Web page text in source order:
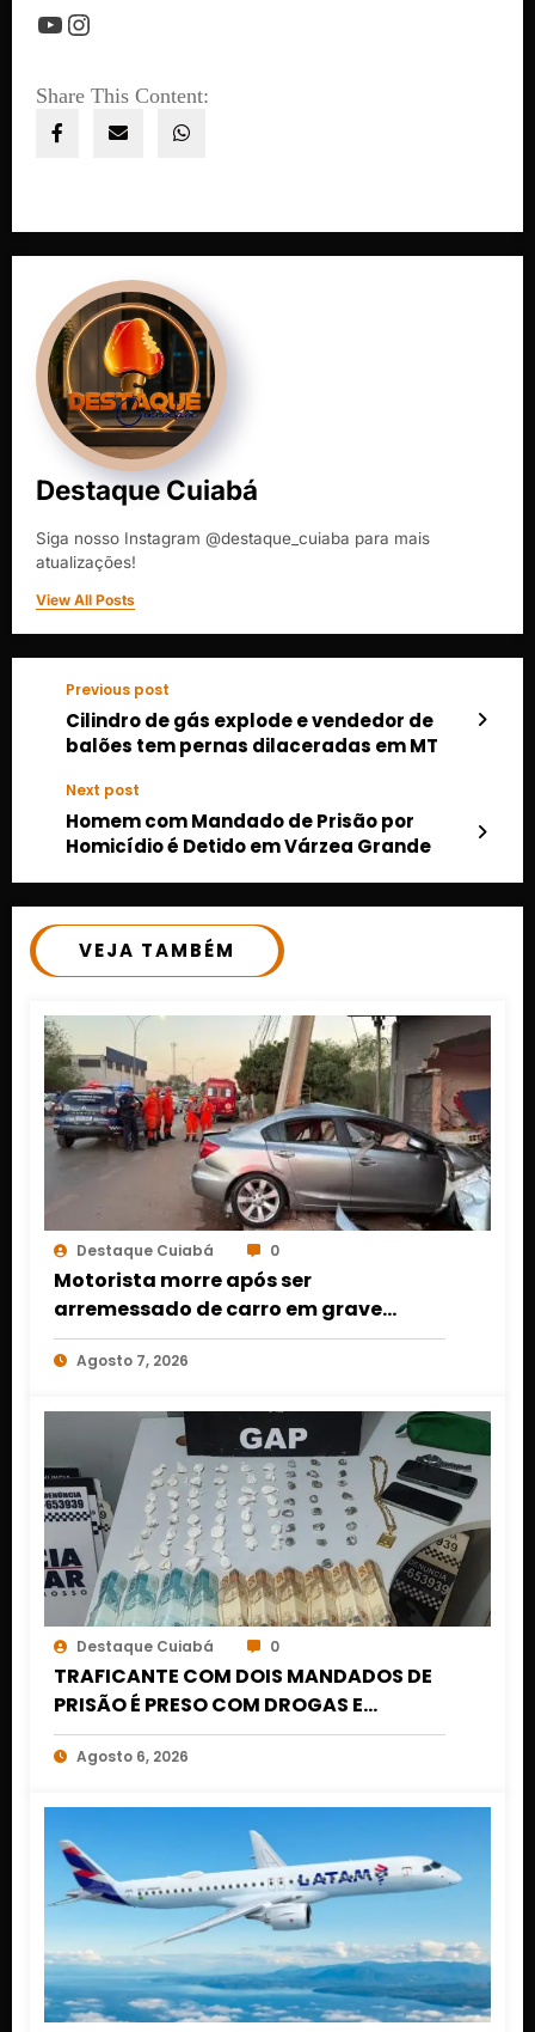
Share This Content:
Destaque Cuiabá
Siga nosso Instagram @destaque_cuiaba para mais
atualizações!
View All Posts
Previous post
Cilindro de gás explode e vendedor de
balões tem pernas dilaceradas em MT
Next post
Homem com Mandado de Prisão por
Homicídio é Detido em Várzea Grande
VEJA TAMBÉM
Destaque Cuiabá 0
Motorista morre após ser
arremessado de carro em grave
acidente em Várzea Grande
Agosto 7, 2026
Destaque Cuiabá 0
TRAFICANTE COM DOIS MANDADOS DE
PRISÃO É PRESO COM DROGAS E
DINHEIRO NO 1º DE MARÇO EM CUIABÁ
Agosto 6, 2026